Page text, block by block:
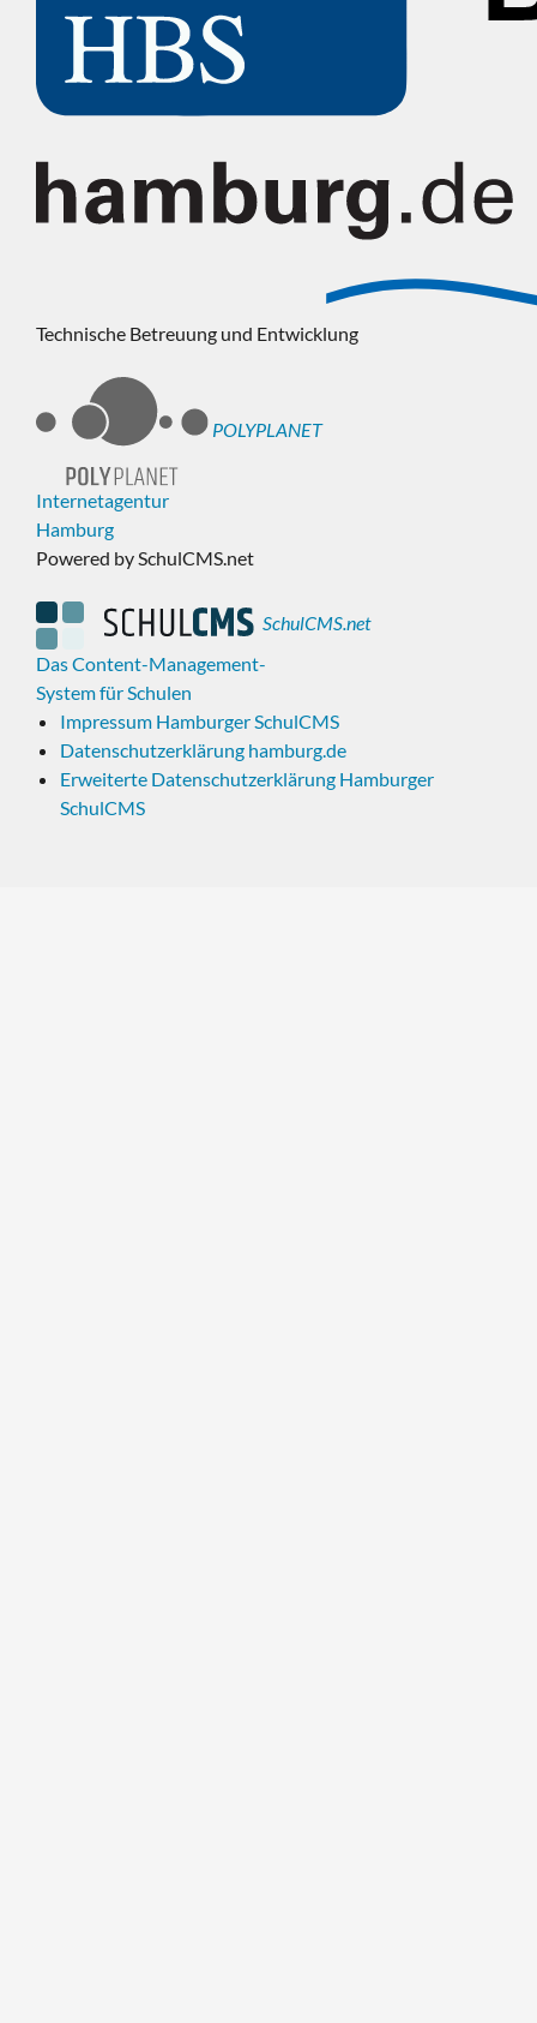
Technische Betreuung und Entwicklung
POLYPLANET
Internetagentur
Hamburg
Powered by SchulCMS.net
SchulCMS.net
Das Content-Management-
System für Schulen
Impressum Hamburger SchulCMS
Datenschutzerklärung hamburg.de
Erweiterte Datenschutzerklärung Hamburger
SchulCMS